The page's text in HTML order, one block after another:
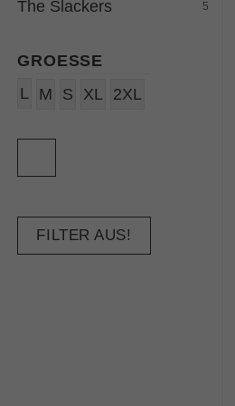
The Slackers 5
GROESSE
L M S XL 2XL
FILTER AUS!